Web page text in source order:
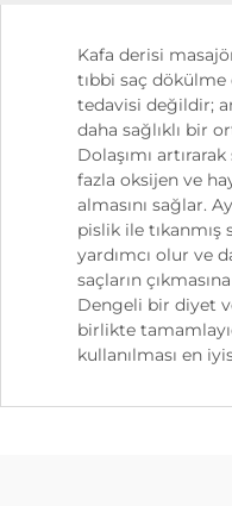
Kafa derisi
tıbbi saç dökülme
tedavisi değildir;
daha sağlıklı bir
Dolaşımı
fazla oksijen ve
almasını sağlar.
pislik ile
yardımcı olur ve
saçların
Dengeli bir diyet
birlikte
kullanılması en